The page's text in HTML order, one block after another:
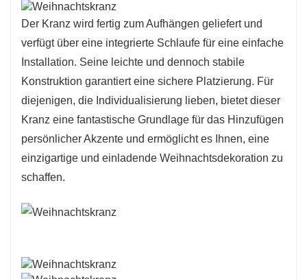
Der Kranz wird fertig zum Aufhängen geliefert und
verfügt über eine integrierte Schlaufe für eine einfache
Installation. Seine leichte und dennoch stabile
Konstruktion garantiert eine sichere Platzierung. Für
diejenigen, die Individualisierung lieben, bietet dieser
Kranz eine fantastische Grundlage für das Hinzufügen
persönlicher Akzente und ermöglicht es Ihnen, eine
einzigartige und einladende Weihnachtsdekoration zu
schaffen.